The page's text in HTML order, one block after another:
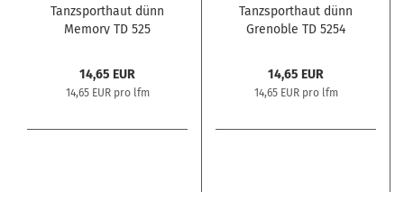
Tanzsporthaut dünn
Memory TD 525
14,65 EUR
14,65 EUR pro lfm
Tanzsporthaut dünn
Grenoble TD 5254
14,65 EUR
14,65 EUR pro lfm